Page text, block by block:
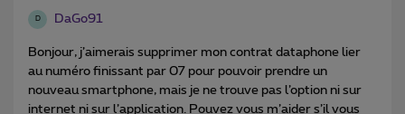
D DaGo91
Bonjour, j’aimerais supprimer mon contrat dataphone lier
au numéro finissant par 07 pour pouvoir prendre un
nouveau smartphone, mais je ne trouve pas l’option ni sur
internet ni sur l’application. Pouvez vous m’aider s’il vous